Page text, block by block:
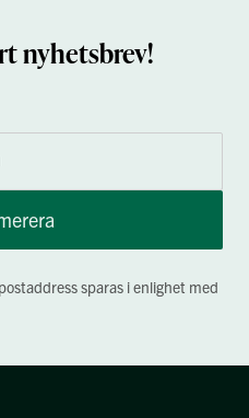
nyhetsbrev!
sparas i enlighet med